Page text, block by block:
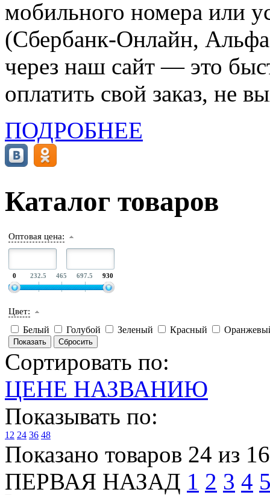
мобильного номера или
(Сбербанк-Онлайн,
через наш сайт — это
оплатить свой заказ, не
ПОДРОБНЕЕ
Каталог товаров
Оптовая цена:
0 232.5 465 697.5 930
Цвет:
Белый Голубой Зеленый Красный
Сортировать по:
ЦЕНЕ НАЗВАНИЮ
Показывать по:
12 24 36 48
Показано товаров 24 из
ПЕРВАЯ НАЗАД 1 2 3 4